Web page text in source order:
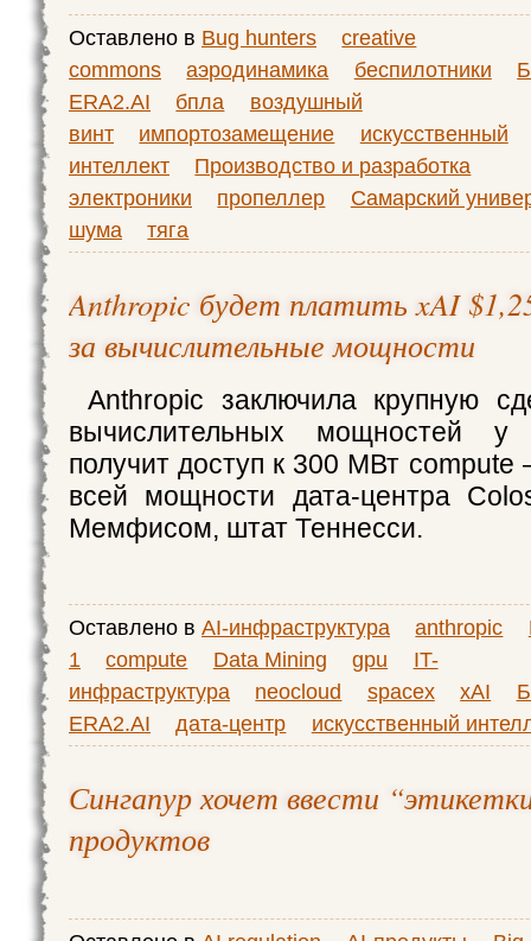
Оставлено в Bug hunters
creative
commons
аэродинамика беспилотники
ERA2.AI
бпла
воздушный
винт
импортозамещение
искусственный
интеллект
Производство и разработка
электроники
пропеллер
Самарский
шума
тяга
Anthropic будет платить xAI
за вычислительные мощности
Anthropic заключила крупную
вычислительных мощностей
получит доступ к 300 МВт
всей мощности дата-центра
Мемфисом, штат Теннесси.
Оставлено в AI-инфраструктура anthropic
1
compute Data Mining gpu
IT-
инфраструктура
neocloud spacex xAI
ERA2.AI
дата-центр искусственный
Сингапур хочет ввести
продуктов